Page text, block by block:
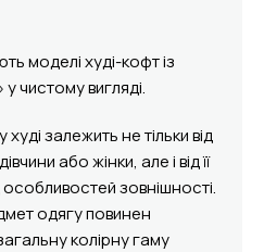
моделі худі-кофт із
чистому вигляді.
залежить не тільки від
або жінки, але і від її
особливостей зовнішності.
одягу повинен
колірну гаму